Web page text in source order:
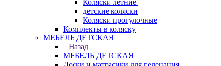
Коляски летние
детские коляски
Коляски прогулочные
Комплекты в коляску
МЕБЕЛЬ ДЕТСКАЯ
Назад
МЕБЕЛЬ ДЕТСКАЯ
Доски и матрасики для пеленания